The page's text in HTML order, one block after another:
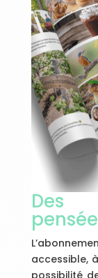
Des
accessible,
possibilité